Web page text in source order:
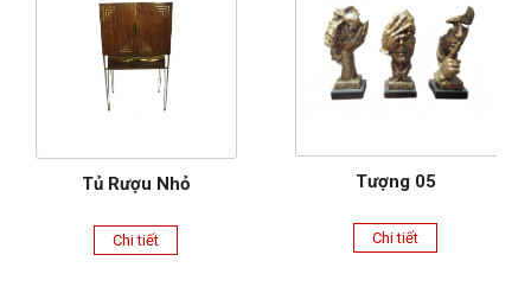
Tủ Rượu Nhỏ
Chi tiết
Tượng 05
Chi tiết